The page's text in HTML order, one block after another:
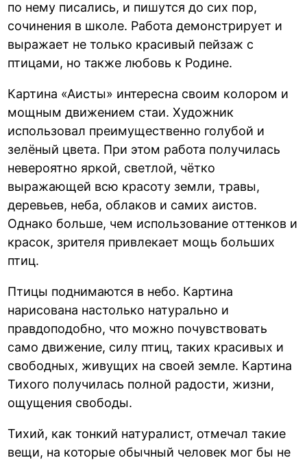
по нему писались, и пишутся до сих пор,
сочинения в школе. Работа демонстрирует и
выражает не только красивый пейзаж с
птицами, но также любовь к Родине.
Картина «Аисты» интересна своим колором и
мощным движением стаи. Художник
использовал преимущественно голубой и
зелёный цвета. При этом работа получилась
невероятно яркой, светлой, чётко
выражающей всю красоту земли, травы,
деревьев, неба, облаков и самих аистов.
Однако больше, чем использование оттенков и
красок, зрителя привлекает мощь больших
птиц.
Птицы поднимаются в небо. Картина
нарисована настолько натурально и
правдоподобно, что можно почувствовать
само движение, силу птиц, таких красивых и
свободных, живущих на своей земле. Картина
Тихого получилась полной радости, жизни,
ощущения свободы.
Тихий, как тонкий натуралист, отмечал такие
вещи, на которые обычный человек мог бы не